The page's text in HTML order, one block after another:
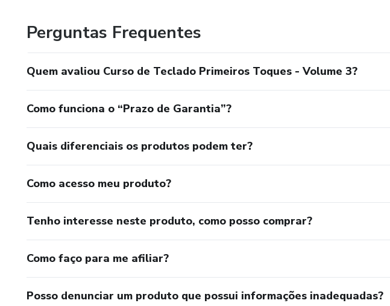
Perguntas Frequentes
Quem avaliou Curso de Teclado Primeiros Toques - Volume 3?
Como funciona o “Prazo de Garantia”?
Quais diferenciais os produtos podem ter?
Como acesso meu produto?
Tenho interesse neste produto, como posso comprar?
Como faço para me afiliar?
Posso denunciar um produto que possui informações inadequadas?